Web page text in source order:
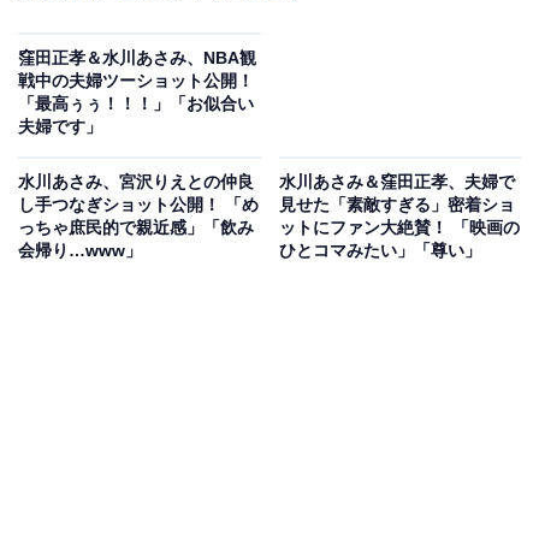
窪田正孝＆水川あさみ、NBA観
戦中の夫婦ツーショット公開！
「最高ぅぅ！！！」「お似合い
夫婦です」
水川あさみ、宮沢りえとの仲良
し手つなぎショット公開！ 「め
っちゃ庶民的で親近感」「飲み
会帰り…www」
水川あさみ＆窪田正孝、夫婦で
見せた「素敵すぎる」密着ショ
ットにファン大絶賛！ 「映画の
ひとコマみたい」「尊い」